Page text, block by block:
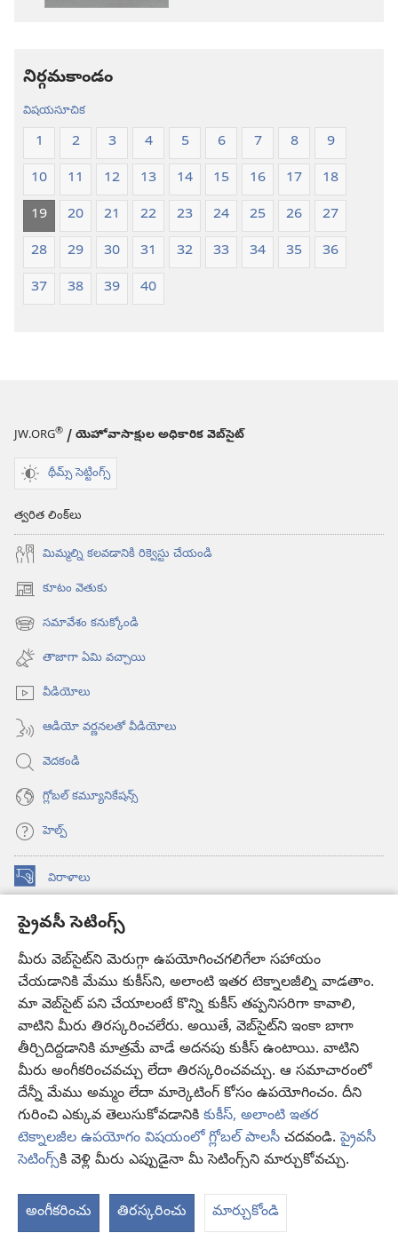
ప్రైవసీ సెటింగ్స్
మీరు వెబ్‌సైట్‌ని మెరుగ్గా ఉపయోగించగలిగేలా సహాయం
చేయడానికి మేము కుకీస్‌ని, అలాంటి ఇతర టెక్నాలజీల్ని వాడతాం.
మా వెబ్‌సైట్‌ పని చేయాలంటే కొన్ని కుకీస్‌ తప్పనిసరిగా కావాలి,
వాటిని మీరు తిరస్కరించలేరు. అయితే, వెబ్‌సైట్‌ని ఇంకా బాగా
తీర్చిదిద్దడానికి మాత్రమే వాడే అదనపు కుకీస్‌ ఉంటాయి. వాటిని
మీరు అంగీకరించవచ్చు లేదా తిరస్కరించవచ్చు. ఆ సమాచారంలో
దేన్నీ మేము అమ్మం లేదా మార్కెటింగ్‌ కోసం ఉపయోగించం. దీని
గురించి ఎక్కువ తెలుసుకోవడానికి కుకీస్, అలాంటి ఇతర
టెక్నాలజీల ఉపయోగం విషయంలో గ్లోబల్ పాలసీ చదవండి.ప్రైవసీ
సెటింగ్స్‌కి వెళ్లి మీరు ఎప్పుడైనా మీ సెటింగ్స్‌ని మార్చుకోవచ్చు.
అంగీకరించు తిరస్కరించు మార్చుకోండి
నిర్గమకాండం
విషయసూచిక
1 2 3 4 5 6 7 8
9
10
11 12 13 14 15 16 17
18
19
20 21 22 23 24 25 26
27
28
29 30 31 32 33 34 35
36
37
38 39 40
JW.ORG® / యెహోవాసాక్షుల అధికారిక వెబ్‌సైట్‌
థీమ్స్ సెట్టింగ్స్
త్వరిత లింక్‌లు
మిమ్మల్ని కలవడానికి రిక్వెస్టు చేయండి
కూటం వెతుకు
(కొత్త
విండో
ఓపెన్‌
అవుతుంది)
సమావేశం కనుక్కోండి
(కొత్త
విండో
ఓపెన్‌
అవుతుంది)
తాజాగా ఏమి వచ్చాయి
వీడియోలు
ఆడియో వర్ణనలతో వీడియోలు
వెదకండి
గ్లోబల్‌ కమ్యూనికేషన్స్‌
హెల్ప్‌
విరాళాలు
(కొత్త
ఓపెన్‌ కావలికోట ఆన్‌లైన్‌ లైబ్రరీ
(కొత్త
విండో
ఓపెన్‌
అవుతుంది)
JW Hub
(కొత్త
విండో
ఓపెన్‌
అవుతుంది)
JW లైబ్రరీ
కావలికోట లైబ్రరీ
Copyright© 2026 Watch Tower Bible and Tract Society of Pennsylvania.
వినియోగంపై షరతులు| ప్రైవసీ పాలసీ| ప్రైవసీ సెటింగ్స్